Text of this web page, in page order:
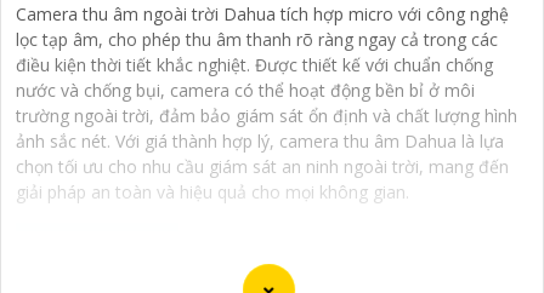
Camera thu âm ngoài trời Dahua tích hợp micro với công nghệ
lọc tạp âm, cho phép thu âm thanh rõ ràng ngay cả trong các
điều kiện thời tiết khắc nghiệt. Được thiết kế với chuẩn chống
nước và chống bụi, camera có thể hoạt động bền bỉ ở môi
trường ngoài trời, đảm bảo giám sát ổn định và chất lượng hình
ảnh sắc nét. Với giá thành hợp lý, camera thu âm Dahua là lựa
chọn tối ưu cho nhu cầu giám sát an ninh ngoài trời, mang đến
giải pháp an toàn và hiệu quả cho mọi không gian.